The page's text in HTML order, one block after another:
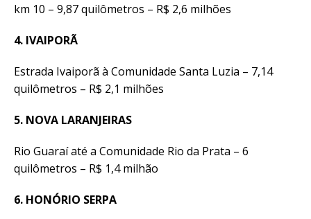
km 10 – 9,87 quilômetros – R$ 2,6 milhões
4. IVAIPORÃ
Estrada Ivaiporã à Comunidade Santa Luzia – 7,14
quilômetros – R$ 2,1 milhões
5. NOVA LARANJEIRAS
Rio Guaraí até a Comunidade Rio da Prata – 6
quilômetros – R$ 1,4 milhão
6. HONÓRIO SERPA